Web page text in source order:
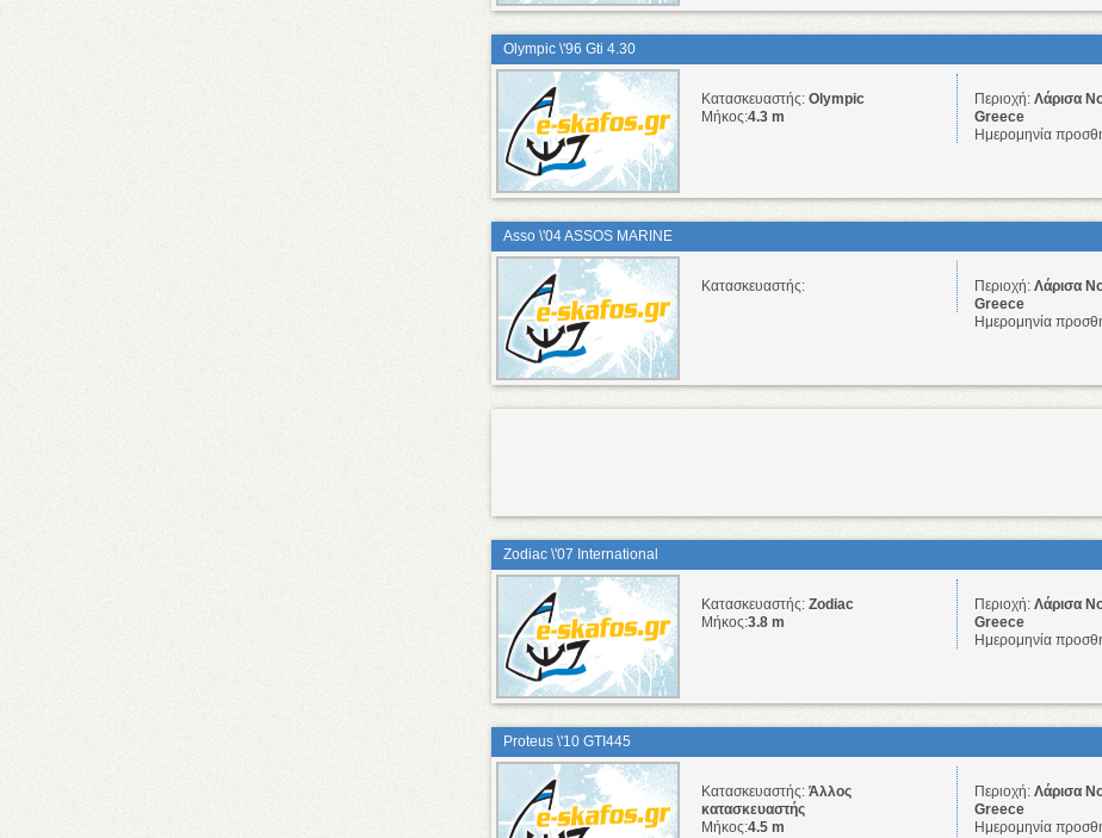
Olympic \'96 Gti 4.30
Κατασκευαστής: Olympic
Μήκος:4.3 m
Περιοχή: Λάρισα
Greece
Ημερομηνία
Asso \'04 ASSOS MARINE
Κατασκευαστής: Περιοχή: Λάρισα
Greece
Ημερομηνία
Zodiac \'07 International
Κατασκευαστής: Zodiac
Μήκος:3.8 m
Περιοχή: Λάρισα
Greece
Ημερομηνία
Proteus \'10 GTI445
Κατασκευαστής: Άλλος
κατασκευαστής
Μήκος:4.5 m
Περιοχή: Λάρισα
Greece
Ημερομηνία